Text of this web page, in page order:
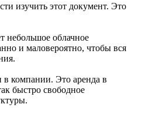
изучить этот документ. Это
небольшое облачное
и маловероятно, чтобы вся
в компании. Это аренда в
быстро свободное